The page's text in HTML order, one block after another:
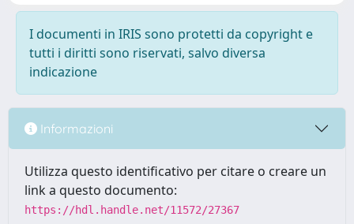
I documenti in IRIS sono protetti da copyright e
tutti i diritti sono riservati, salvo diversa
indicazione
Informazioni
Utilizza questo identificativo per citare o creare un
link a questo documento:
https://hdl.handle.net/11572/27367